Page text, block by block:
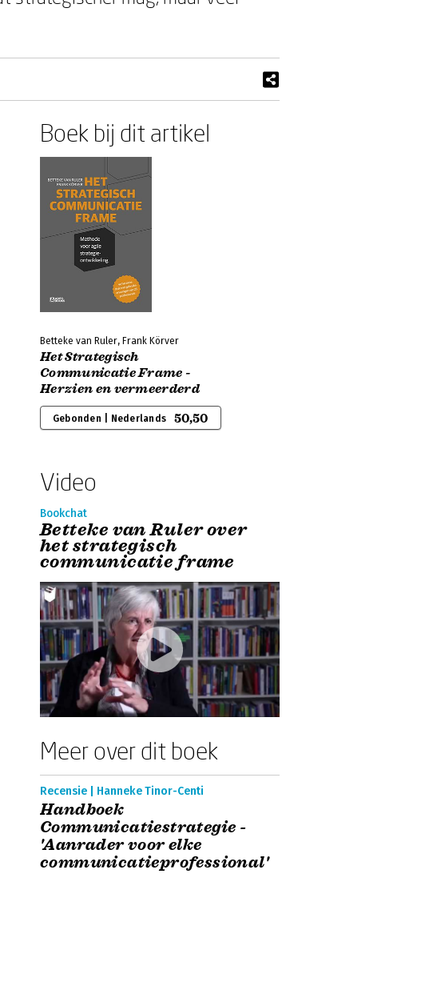
Boek bij dit artikel
Betteke van Ruler, Frank Körver
Het Strategisch
Communicatie Frame -
Herzien en vermeerderd
Gebonden | Nederlands 50,50
Video
Bookchat
Betteke van Ruler over
het strategisch
communicatie frame
Meer over dit boek
Recensie | Hanneke Tinor-Centi
Handboek
Communicatiestrategie -
'Aanrader voor elke
communicatieprofessional'